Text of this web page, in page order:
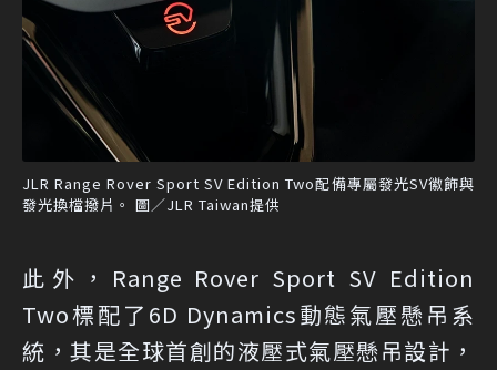
JLR Range Rover Sport SV Edition Two配備專屬發光SV徽飾與
發光換檔撥片。 圖／JLR Taiwan提供
此外，Range Rover Sport SV Edition
Two標配了6D Dynamics動態氣壓懸吊系
統，其是全球首創的液壓式氣壓懸吊設計，